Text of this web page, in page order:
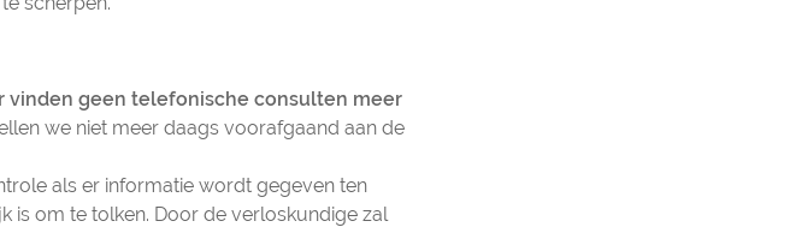
vinden geen telefonische consulten meer
we niet meer daags voorafgaand aan de
als er informatie wordt gegeven ten
is om te tolken. Door de verloskundige zal